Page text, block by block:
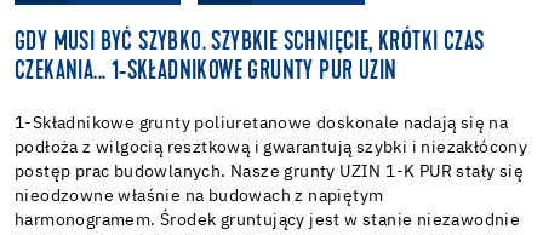
GDY MUSI BYĆ SZYBKO. SZYBKIE SCHNIĘCIE, KRÓTKI CZAS
CZEKANIA... 1-SKŁADNIKOWE GRUNTY PUR UZIN
1-Składnikowe grunty poliuretanowe doskonale nadają się na
podłoża z wilgocią resztkową i gwarantują szybki i niezakłócony
postęp prac budowlanych. Nasze grunty UZIN 1-K PUR stały się
nieodzowne właśnie na budowach z napiętym
harmonogramem. Środek gruntujący jest w stanie niezawodnie